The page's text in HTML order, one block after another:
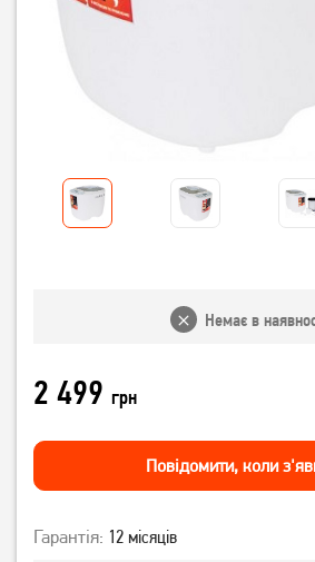
Немає в
2 499 грн
Повiдомити, коли
Гарантія: 12 місяців